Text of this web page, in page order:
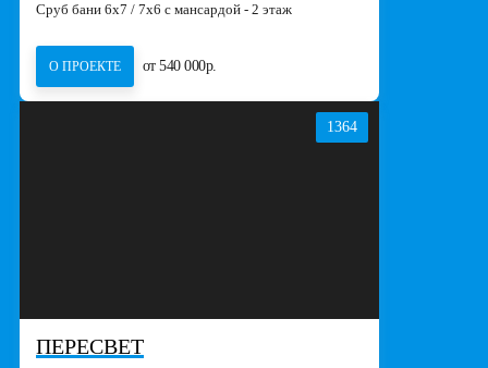
Сруб бани 6х7 / 7х6 с мансардой - 2 этаж
О ПРОЕКТЕ от 540 000р.
1364
ПЕРЕСВЕТ